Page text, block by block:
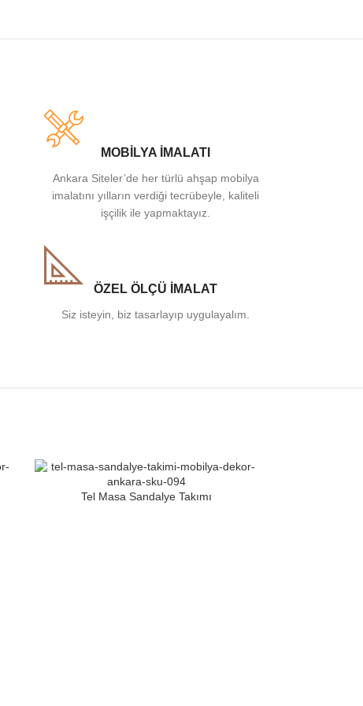
MOBİLYA İMALATI
Ankara Siteler’de her türlü ahşap mobilya
imalatını yılların verdiği tecrübeyle, kaliteli
işçilik ile yapmaktayız.
ÖZEL ÖLÇÜ İMALAT
Siz isteyin, biz tasarlayıp uygulayalım.
Tel Masa Sandalye Takımı